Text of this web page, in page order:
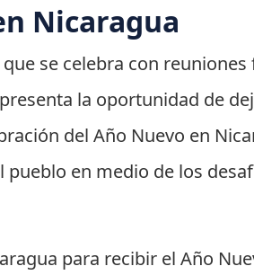
Nicaragua
se celebra con
la oportunidad de
del Año Nuevo en
en medio de los
para recibir el Año